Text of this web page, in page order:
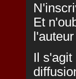
Et
Il s'agit